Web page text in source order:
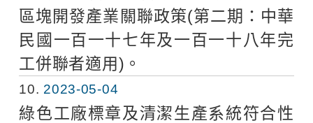
區塊開發產業關聯政策(第二期：中華
民國一百一十七年及一百一十八年完
工併聯者適用)。
10 2023-05-04
綠色工廠標章及清潔生產系統符合性